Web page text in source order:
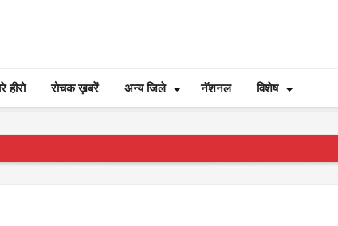
हीरो रोचक ख़बरें अन्य जिले नॅशनल विशेष